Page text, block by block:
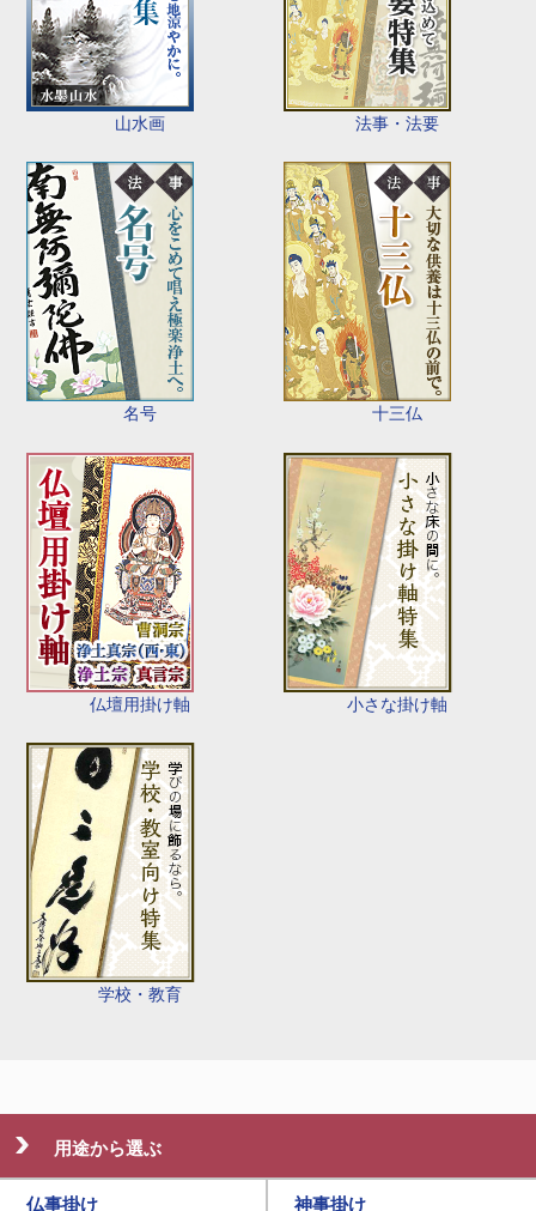
山水画 法事・法要
名号 十三仏
仏壇用掛け軸 小さな掛け軸
学校・教育
用途から選ぶ
仏事掛け 神事掛け